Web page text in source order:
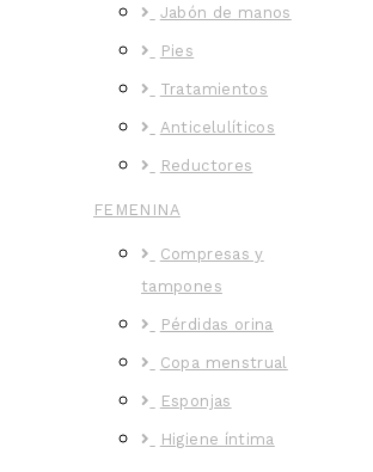
Jabón de manos
Pies
Tratamientos
Anticelulíticos
Reductores
FEMENINA
Compresas y
tampones
Pérdidas orina
Copa menstrual
Esponjas
Higiene íntima